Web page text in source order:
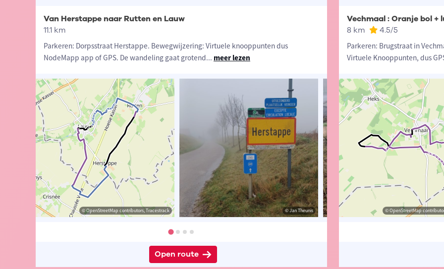
Van Herstappe naar Rutten en Lauw
11.1 km
Parkeren: Dorpsstraat Herstappe. Bewegwijzering: Virtuele knooppunten dus
NodeMapp app of GPS. De wandeling gaat grotend... meer lezen
© OpenStreetMap contributors, Tracestrack © Jan Theunis © Jan
Open route
Vechmaal : Oranje bol +
8 km 4.5/5
Parkeren: Brugstraat in
Virtuele Knooppunten, dus
© Jan Theunis © Jan Theunis © Jan Theunis © OpenStreetMap